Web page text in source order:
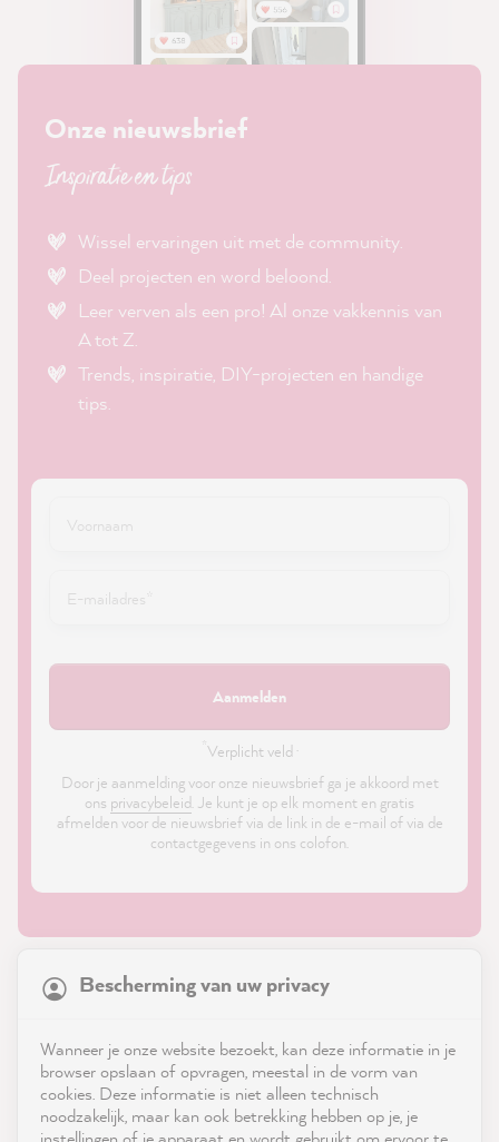
Onze nieuwsbrief
Inspiratie en tips
Wissel ervaringen uit met de community.
Deel projecten en word beloond.
Leer verven als een pro! Al onze vakkennis van
A tot Z.
Trends, inspiratie, DIY-projecten en handige
tips.
Aanmelden
Verplicht veld ·
Door je aanmelding voor onze nieuwsbrief ga je akkoord met
ons privacybeleid. Je kunt je op elk moment en gratis
afmelden voor de nieuwsbrief via de link in de e-mail of via de
contactgegevens in ons colofon.
Service
Bescherming van uw privacy
Wanneer je onze website bezoekt, kan deze informatie in je
browser opslaan of opvragen, meestal in de vorm van
cookies. Deze informatie is niet alleen technisch
noodzakelijk, maar kan ook betrekking hebben op je, je
21,899Reviews
reviews-io